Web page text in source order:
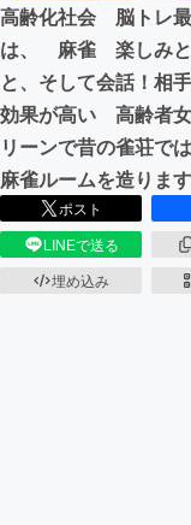
まちづく
CAMPFIRE
CAMPFIRE
高齢化社会 脳トレ
は、 麻雀 楽しみと
と、そして会話！相
効果が高い 高齢者
リーンで昔の雀荘で
麻雀ルームを造ります
ポスト
LINEで送る
埋め込み